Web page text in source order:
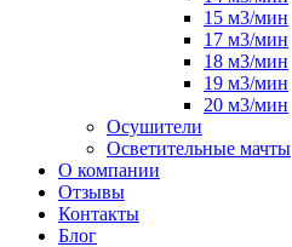
15 м3/мин
17 м3/мин
18 м3/мин
19 м3/мин
20 м3/мин
Осушители
Осветительные мачты
О компании
Отзывы
Контакты
Блог